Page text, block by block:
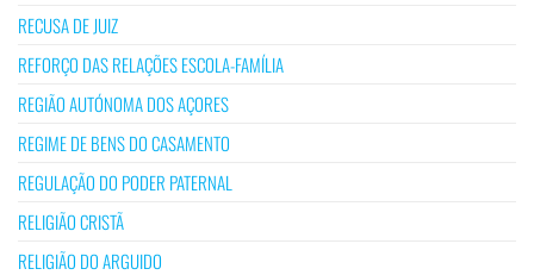
RECUSA DE JUIZ
REFORÇO DAS RELAÇÕES ESCOLA-FAMÍLIA
REGIÃO AUTÓNOMA DOS AÇORES
REGIME DE BENS DO CASAMENTO
REGULAÇÃO DO PODER PATERNAL
RELIGIÃO CRISTÃ
RELIGIÃO DO ARGUIDO